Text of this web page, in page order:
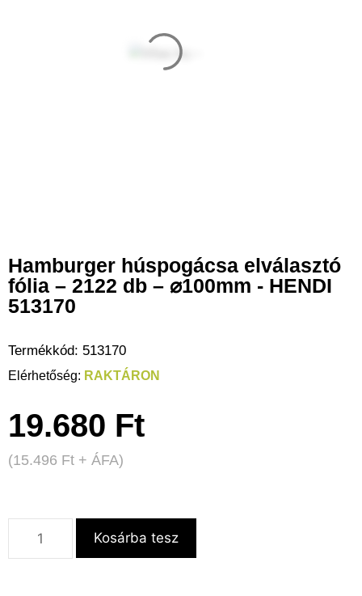
Hamburger húspogácsa elválasztó
fólia – 2122 db – ⌀100mm - HENDI
513170
Termékkód: 513170
RAKTÁRON
19.680 Ft
(15.496 Ft + ÁFA)
Kosárba tesz